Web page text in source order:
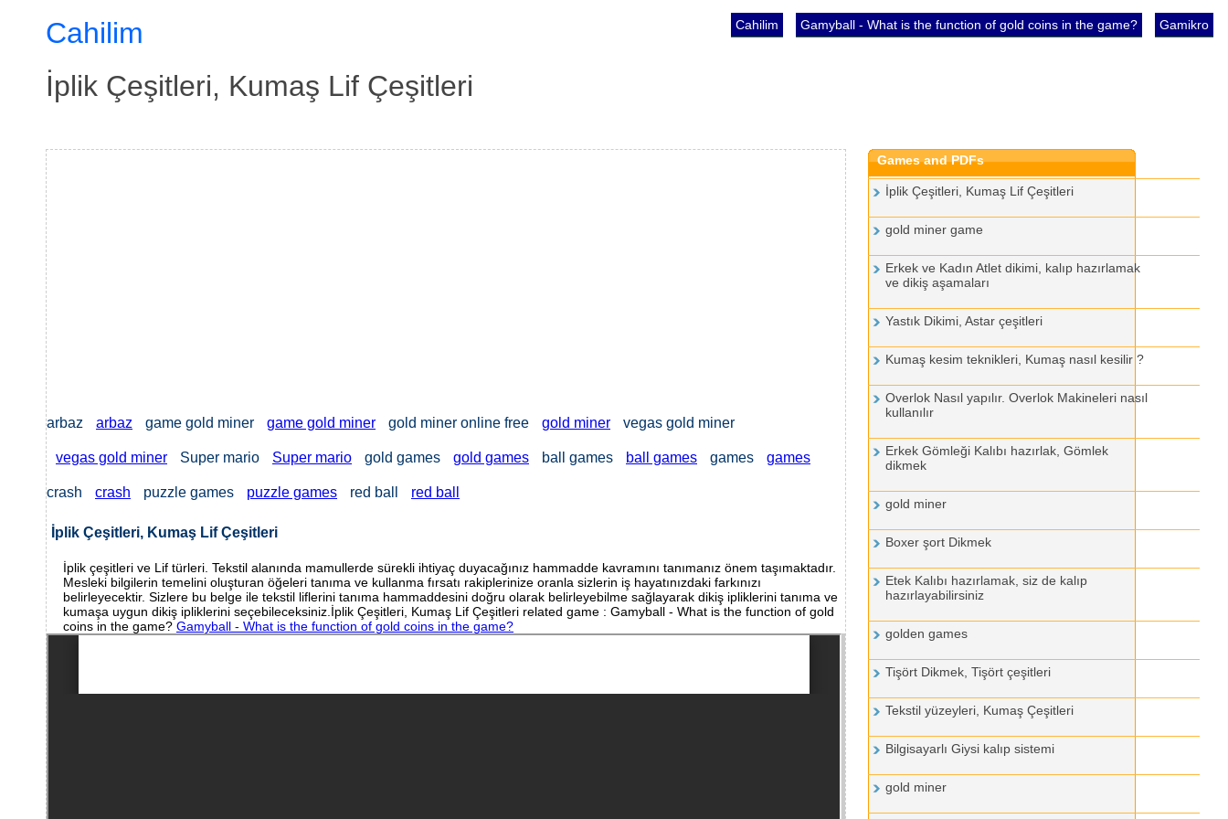
Gamikro
Gamyball - What is the function of gold coins in the game?
Cahilim
Cahilim
İplik Çeşitleri, Kumaş Lif Çeşitleri
arbaz arbaz game gold miner game gold miner gold miner online free gold miner vegas gold miner
vegas gold miner Super mario Super mario gold games gold games ball games ball games games games
crash crash puzzle games puzzle games red ball red ball
İplik Çeşitleri, Kumaş Lif Çeşitleri
İplik çeşitleri ve Lif türleri. Tekstil alanında mamullerde sürekli ihtiyaç duyacağınız hammadde kavramını tanımanız önem taşımaktadır.
Mesleki bilgilerin temelini oluşturan öğeleri tanıma ve kullanma fırsatı rakiplerinize oranla sizlerin iş hayatınızdaki farkınızı
belirleyecektir. Sizlere bu belge ile tekstil liflerini tanıma hammaddesini doğru olarak belirleyebilme sağlayarak dikiş ipliklerini tanıma ve
kumaşa uygun dikiş ipliklerini seçebileceksiniz.İplik Çeşitleri, Kumaş Lif Çeşitleri related game : Gamyball - What is the function of gold
coins in the game? Gamyball - What is the function of gold coins in the game?
Games and PDFs
İplik Çeşitleri, Kumaş Lif Çeşitleri
gold miner game
Erkek ve Kadın Atlet dikimi, kalıp hazırlamak
ve dikiş aşamaları
Yastık Dikimi, Astar çeşitleri
Kumaş kesim teknikleri, Kumaş nasıl kesilir ?
Overlok Nasıl yapılır. Overlok Makineleri nasıl
kullanılır
Erkek Gömleği Kalıbı hazırlak, Gömlek
dikmek
gold miner
Boxer şort Dikmek
Etek Kalıbı hazırlamak, siz de kalıp
hazırlayabilirsiniz
golden games
Tişört Dikmek, Tişört çeşitleri
Tekstil yüzeyleri, Kumaş Çeşitleri
Bilgisayarlı Giysi kalıp sistemi
gold miner